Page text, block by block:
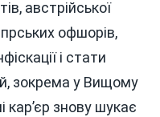
австрійської
офшорів,
і стати
зокрема у Вищому
кар’єр знову шукає